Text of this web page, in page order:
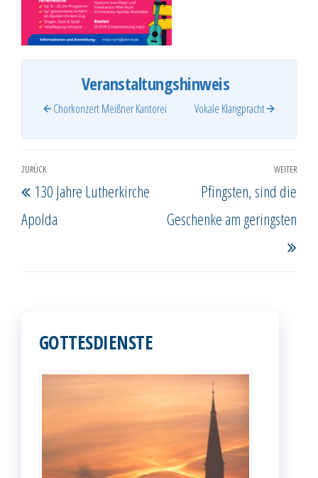
Veranstaltungshinweis
Chorkonzert Meißner Kantorei Vokale Klangpracht
Beitragsnavigation
Vorheriger
Beitrag
ZURÜCK
130 Jahre Lutherkirche
Apolda
WEITER
Pfingsten, sind die
Geschenke am geringsten
GOTTESDIENSTE